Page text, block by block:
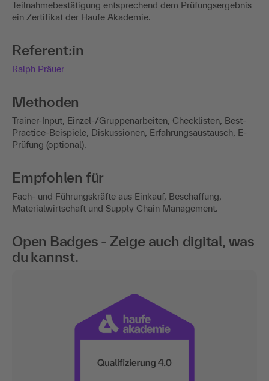
Teilnahmebestätigung entsprechend dem Prüfungsergebnis
ein Zertifikat der Haufe Akademie.
Referent:in
Ralph Präuer
Methoden
Trainer-Input, Einzel-/Gruppenarbeiten, Checklisten, Best-
Practice-Beispiele, Diskussionen, Erfahrungsaustausch, E-
Prüfung (optional).
Empfohlen für
Fach- und Führungskräfte aus Einkauf, Beschaffung,
Materialwirtschaft und Supply Chain Management.
Open Badges - Zeige auch digital, was
du kannst.